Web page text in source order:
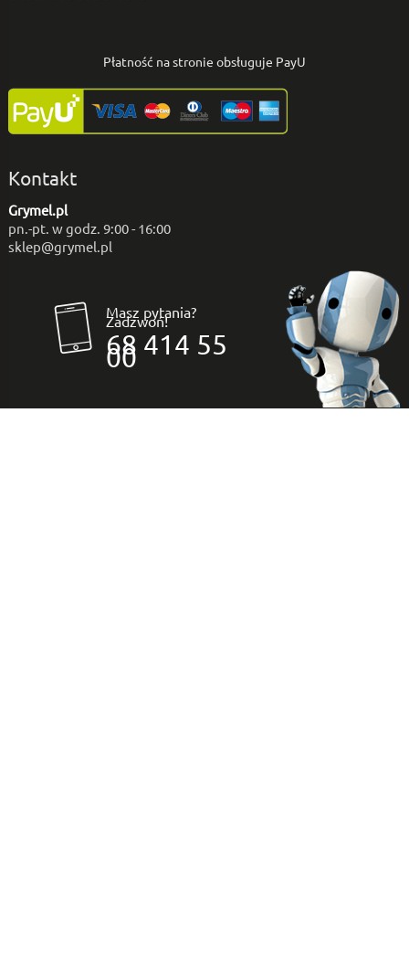
Płatność na stronie obsługuje PayU
Kontakt
Grymel.pl
pn.-pt. w godz. 9:00 - 16:00
sklep@grymel.pl
Masz pytania?
Zadzwoń!
68 414 55
00